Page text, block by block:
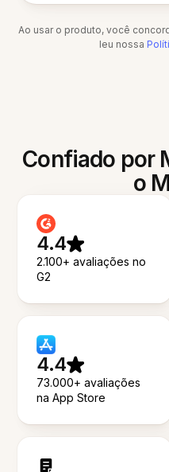
Ao usar o produto, você
leu nossa
Confiado por
o
4.4
2.100+ avaliações no
G2
4.4
73.000+ avaliações
na App Store